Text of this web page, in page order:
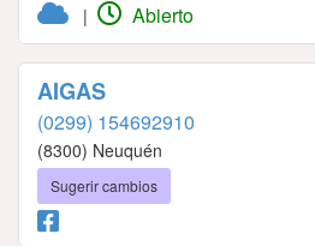
| Abierto
AIGAS
(0299) 154692910
(8300) Neuquén
Sugerir cambios